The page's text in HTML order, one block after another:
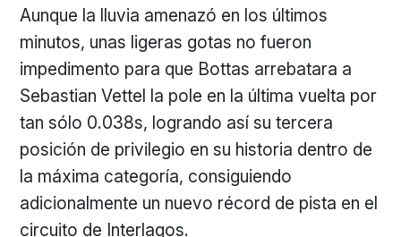
Aunque la lluvia amenazó en los últimos
minutos, unas ligeras gotas no fueron
impedimento para que Bottas arrebatara a
Sebastian Vettel la pole en la última vuelta por
tan sólo 0.038s, logrando así su tercera
posición de privilegio en su historia dentro de
la máxima categoría, consiguiendo
adicionalmente un nuevo récord de pista en el
circuito de Interlagos.